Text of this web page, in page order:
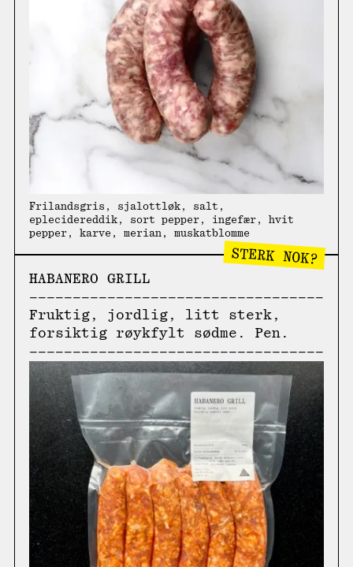
Frilandsgris, sjalottløk, salt,
eplecidereddik, sort pepper, ingefær, hvit
pepper, karve, merian, muskatblomme
STERK NOK?
HABANERO GRILL
Fruktig, jordlig, litt sterk,
forsiktig røykfylt sødme. Pen.